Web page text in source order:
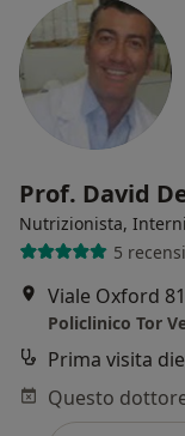
Prof. David
Nutrizionista,
5
Viale Oxford
Policlinico Tor
Prima visita